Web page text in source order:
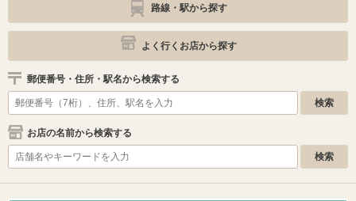
路線・駅から探す
よく行くお店から探す
郵便番号・住所・駅名から検索する
お店の名前から検索する